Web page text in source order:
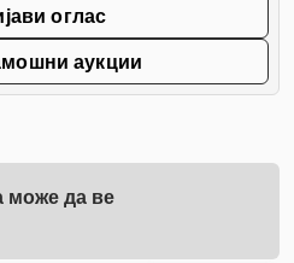
оглас
аукции
може да ве